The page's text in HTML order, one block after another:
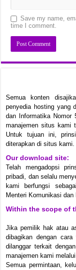
Save my name,
time I comment.
Semua konten
penyedia hosting yang
dan Informatika Nomor
manajemen situs kami
Untuk tujuan ini,
diterapkan di situs kami.
Our download site:
Telah mengadopsi
pribadi, dan selalu
kami berfungsi
Menteri Komunikasi
Within the scope of
Jika pemilik hak atau
dibagikan dengan
dilanggar terkait
manajemen kami
Semua permintaan,